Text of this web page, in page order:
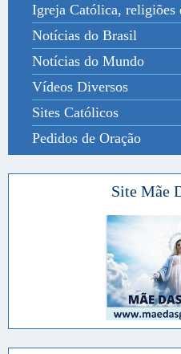
Igreja Católica, religiões
Notícias do Brasil
Notícias do Mundo
Vídeos Diversos
Sites Católicos
Pedidos de Oração
Site Mãe